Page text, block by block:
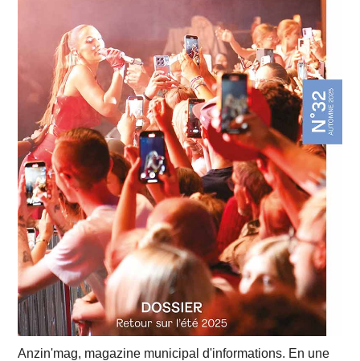
Anzin'mag, magazine municipal d'informations. En une